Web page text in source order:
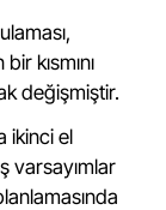
kısmını
değişmiştir.
ikinci el
varsayımlar